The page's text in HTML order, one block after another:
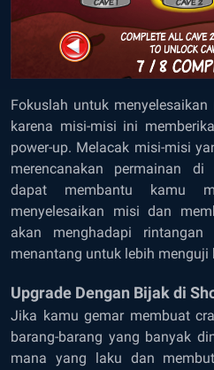
Fokuslah untuk
karena misi-misi ini
power-up. Melacak misi-misi
merencanakan permainan
dapat membantu kamu
menyelesaikan misi dan
akan menghadapi
menantang untuk lebih menguji
Upgrade Dengan Bijak di
Jika kamu gemar membuat
barang-barang yang banyak
mana yang laku dan